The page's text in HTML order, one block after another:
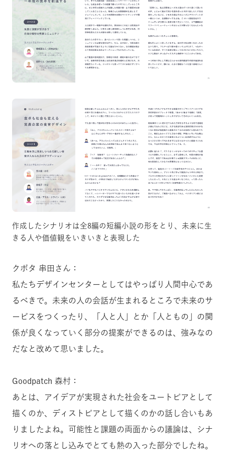
作成したシナリオは全8編の短編小説の形をとり、未来に生
きる人や価値観をいきいきと表現した
クボタ 串田さん：
私たちデザインセンターとしてはやっぱり人間中心であ
るべきで。未来の人の会話が生まれるところで未来のサ
ービスをつくったり、「人と人」とか「人ともの」の関
係が良くなっていく部分の提案ができるのは、強みなの
だなと改めて思いました。
Goodpatch 森村：
あとは、アイデアが実現された社会をユートピアとして
描くのか、ディストピアとして描くのかの話し合いもあ
りましたよね。可能性と課題の両面からの議論は、シナ
リオへの落とし込みでとても熱の入った部分でしたね。